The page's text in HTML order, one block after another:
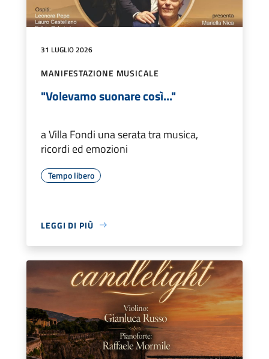
31 LUGLIO 2026
MANIFESTAZIONE MUSICALE
"Volevamo suonare così..."
a Villa Fondi una serata tra musica,
ricordi ed emozioni
Tempo libero
LEGGI DI PIÙ